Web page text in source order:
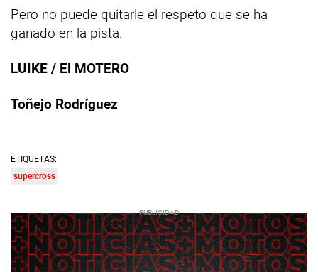
Pero no puede quitarle el respeto que se ha
ganado en la pista.
LUIKE / El MOTERO
Toñejo Rodríguez
ETIQUETAS:
supercross